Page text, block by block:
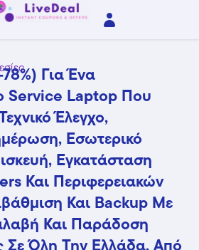
Για Ένα
Service Laptop Που
Έλεγχο,
Εσωτερικό
Εγκατάσταση
Και Περιφερειακών
Και Backup Με
Και Παράδοση
Σε Όλη Την Ελλάδα, Από